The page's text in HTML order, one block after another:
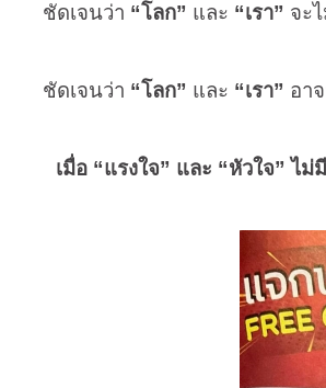
ชัดเจนว่า “โลก” และ “เรา” จะ
ชัดเจนว่า “โลก” และ “เรา” อา
เมื่อ “แรงใจ” และ “หัวใจ” ไม่